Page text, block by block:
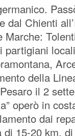
dal Chienti
Marche:
della
il 2
operò in
dai
15-20 km,